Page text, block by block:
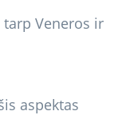
Veneros ir
aspektas